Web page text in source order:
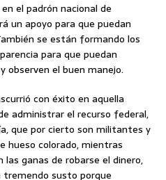
el padrón nacional de
un apoyo para que puedan
se están formando los
para que puedan
observen el buen manejo.
con éxito en aquella
administrar el recurso federal,
que por cierto son militantes y
hueso colorado, mientras
ganas de robarse el dinero,
tremendo susto porque